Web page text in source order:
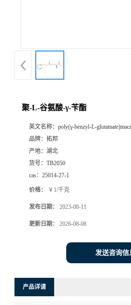
聚-L-谷氨酸-γ-苄酯
英文名称： poly(γ-benzyl-L-
品牌： 拓邦
产地： 湖北
货号： TB2050
cas： 25014-27-1
价格： ￥1/千克
发布日期： 2023-08-11
更新日期： 2026-08-08
发送咨询信
产品详请